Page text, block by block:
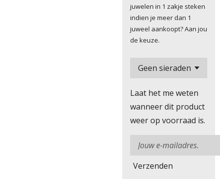
juwelen in 1 zakje steken
indien je meer dan 1
juweel aankoopt? Aan jou
de keuze.
Laat het me weten
wanneer dit product
weer op voorraad is.
Verzenden